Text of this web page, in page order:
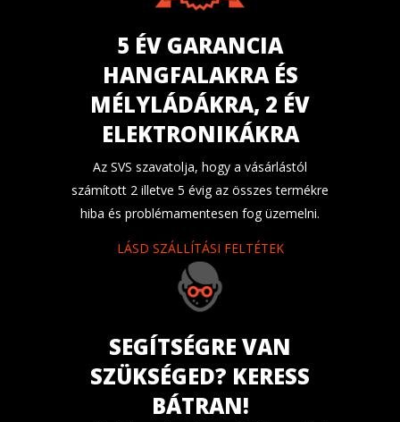
5 ÉV GARANCIA
HANGFALAKRA ÉS
MÉLYLÁDÁKRA, 2 ÉV
ELEKTRONIKÁKRA
Az SVS szavatolja, hogy a vásárlástól
számított 2 illetve 5 évig az összes termékre
hiba és problémamentesen fog üzemelni.
LÁSD SZÁLLÍTÁSI FELTÉTEK
SEGÍTSÉGRE VAN
SZÜKSÉGED? KERESS
BÁTRAN!